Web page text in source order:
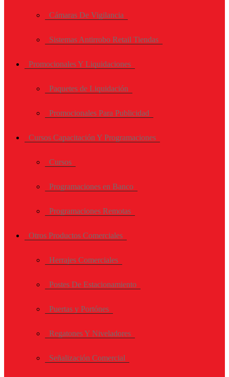
Cámaras De Vigilancia
Sistemas Antirrobo Retail Tiendas
Promocionales Y Liquidaciones
Paquetes de Liquidación
Promocionales Para Publicidad
Cursos Capacitación Y Programaciones
Cursos
Programaciones en Banco
Programaciones Remotas
Otros Productos Comerciales
Herrajes Comerciales
Postes De Estacionamiento
Puertas y Portónes
Regatones Y Niveladores
Señalización Comercial